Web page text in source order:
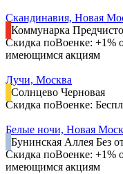
Скандинавия, Новая
Коммунарка
Скидка поВоенке: +1%
имеющимся акциям
Лучи, Москва
Солнцево Черновая
Скидка поВоенке:
Белые ночи, Новая
Бунинская Аллея Без
Скидка поВоенке: +1%
имеющимся акциям